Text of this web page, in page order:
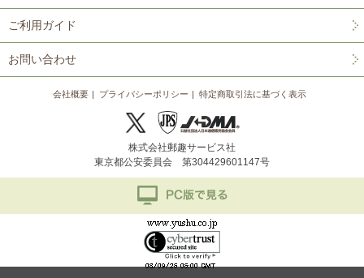
ご利用ガイド
お問い合わせ
会社概要 プライバシーポリシー 特定商取引法に基づく表示
株式会社郵趣サービス社
東京都公安委員会 第304429601147号